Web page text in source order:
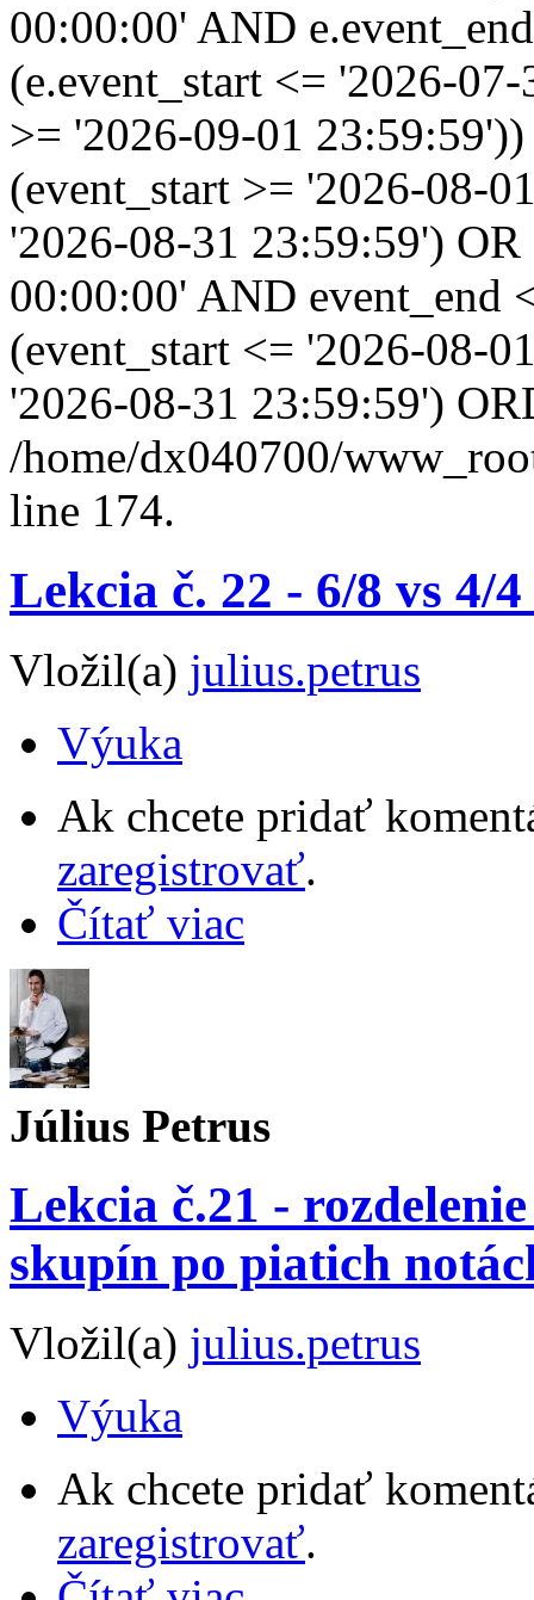
00:00:00' AND
(e.event_start <= '2026-
>= '2026-09-01
(event_start >= '2026-08-
'2026-08-31 23:59:59')
00:00:00' AND event_end
(event_start <= '2026-08-
'2026-08-31 23:59:59')
/home/dx040700/
line 174.
Lekcia č. 22 - 6/8 vs 4/
Vložil(a) julius.petrus
Výuka
Ak chcete pridať
zaregistrovať.
Čítať viac
Július Petrus
Lekcia č.21 -
skupín po piatich
Vložil(a) julius.petrus
Výuka
Ak chcete pridať
zaregistrovať.